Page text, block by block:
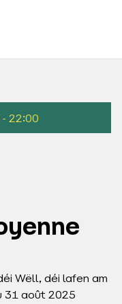
22:00
Wëll, déi lafen am
31 août 2025